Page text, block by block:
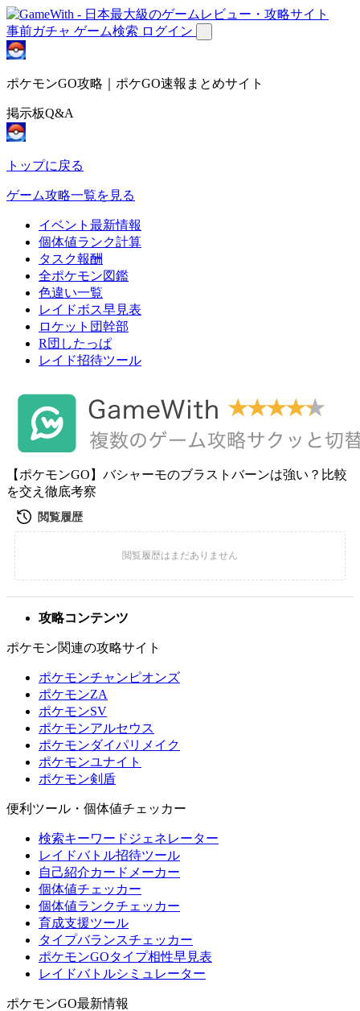
事前ガチャ ゲーム検索 ログイン
ポケモンGO攻略｜ポケGO速報まとめサイト
掲示板Q&A
トップに戻る
ゲーム攻略一覧を見る
イベント最新情報
個体値ランク計算
タスク報酬
全ポケモン図鑑
色違い一覧
レイドボス早見表
ロケット団幹部
R団したっぱ
レイド招待ツール
【ポケモンGO】バシャーモのブラストバーンは強い？比較
を交え徹底考察
攻略コンテンツ
ポケモン関連の攻略サイト
ポケモンチャンピオンズ
ポケモンZA
ポケモンSV
ポケモンアルセウス
ポケモンダイパリメイク
ポケモンユナイト
ポケモン剣盾
便利ツール・個体値チェッカー
検索キーワードジェネレーター
レイドバトル招待ツール
自己紹介カードメーカー
個体値チェッカー
個体値ランクチェッカー
育成支援ツール
タイプバランスチェッカー
ポケモンGOタイプ相性早見表
レイドバトルシミュレーター
ポケモンGO最新情報